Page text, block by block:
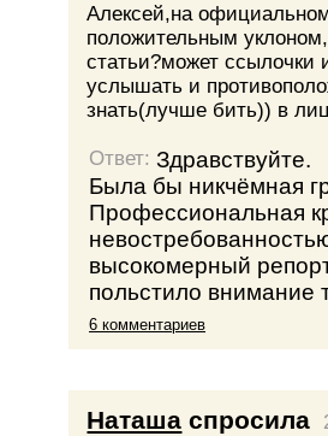
Алексей,на
положительным
статьи?может
услышать и
знать(лучше бить)) в
Ответ:Здравствуйте.
Была бы никчёмная
Профессиональная
высокомерный
польстило внимание
6 комментариев
Наташа спросила